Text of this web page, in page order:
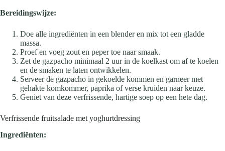
Bereidingswijze:
Doe alle ingrediënten in een blender en mix tot een gladde
massa.
Proef en voeg zout en peper toe naar smaak.
Zet de gazpacho minimaal 2 uur in de koelkast om af te koelen
en de smaken te laten ontwikkelen.
Serveer de gazpacho in gekoelde kommen en garneer met
gehakte komkommer, paprika of verse kruiden naar keuze.
Geniet van deze verfrissende, hartige soep op een hete dag.
Verfrissende fruitsalade met yoghurtdressing
Ingrediënten: